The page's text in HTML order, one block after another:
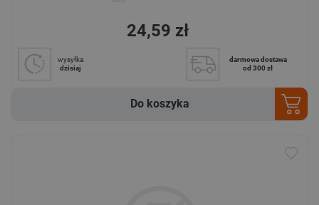
24,59 zł
wysyłka
dzisiaj
darmowa dostawa
od 300 zł
Do koszyka